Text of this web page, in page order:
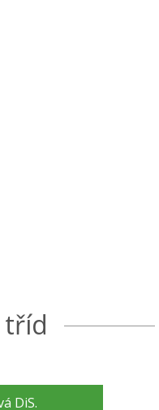
tříd
DiS.